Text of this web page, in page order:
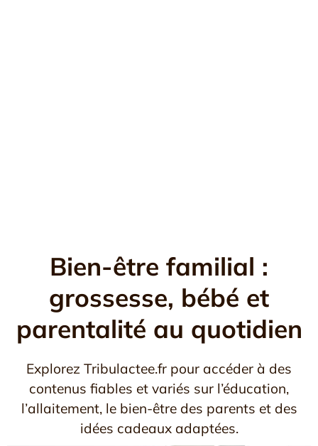
Bien-être familial :
grossesse, bébé et
parentalité au quotidien
Explorez Tribulactee.fr pour accéder à des
contenus fiables et variés sur l’éducation,
l’allaitement, le bien-être des parents et des
idées cadeaux adaptées.